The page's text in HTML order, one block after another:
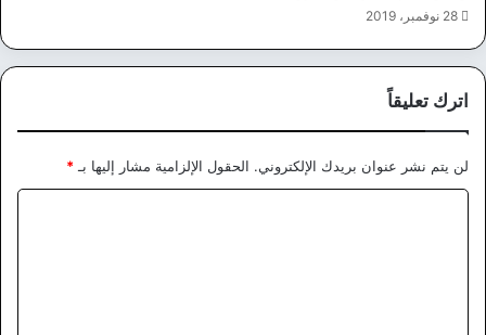
28 نوفمبر، 2019
اترك تعليقاً
لن يتم نشر عنوان بريدك الإلكتروني. الحقول الإلزامية مشار إليها بـ *